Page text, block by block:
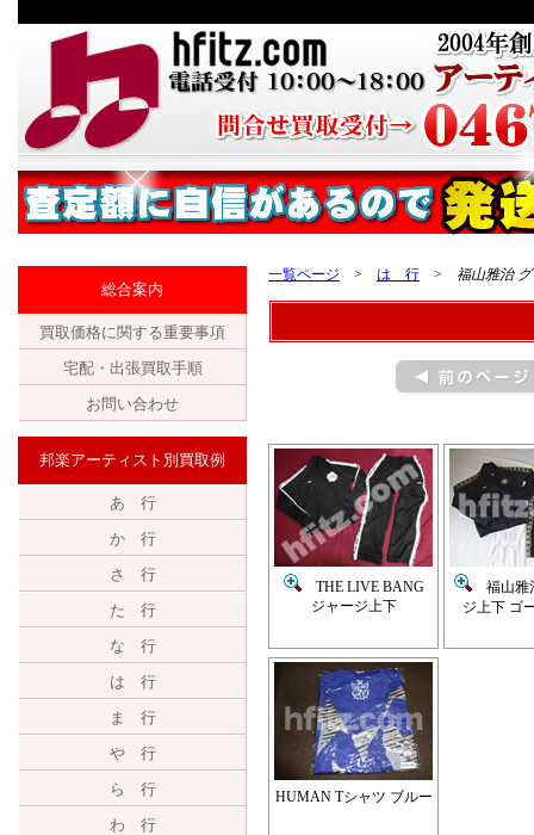
総合案内
買取価格に関する重要事項
宅配・出張買取手順
お問い合わせ
邦楽アーティスト別買取例
あ 行
か 行
さ 行
た 行
な 行
は 行
ま 行
や 行
ら 行
わ 行
一覧ページ > は 行 > 福山雅治 グ
THE LIVE BANG
ジャージ上下
福山雅
ジ上下 ゴ
HUMAN Tシャツ ブルー